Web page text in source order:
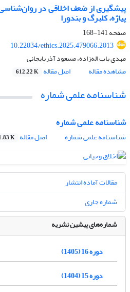
پیشگیری از ضعف اخلاقی در روان‌شناسی
پیاژه، کلبرگ و بندورا
صفحه141-168
10.22034/ethics.2025.479066.2013
مهدی باب اله‌زاده، مسعود آذربایجانی
مشاهده مقاله
اصل مقاله 612.22 K
شناسنامه علمی شماره
شناسنامه علمی شماره
شناسنامه علمی شماره اصل مقاله K
مقالات آماده انتشار
شماره جاری
شماره‌های پیشین نشریه
دوره 16 (1405)
دوره 15 (1404)